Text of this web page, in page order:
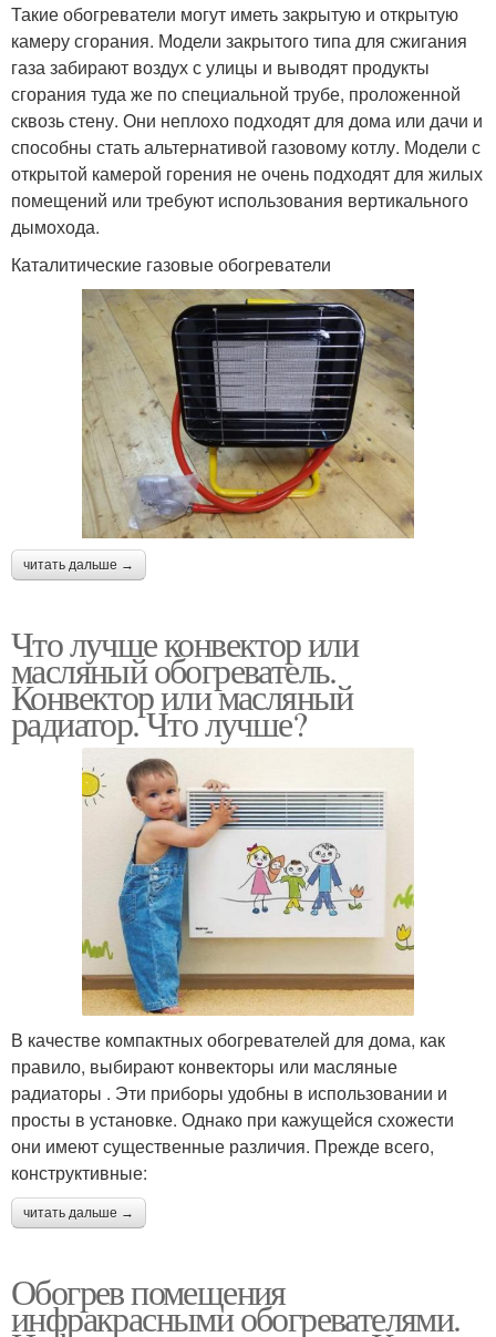
Такие обогреватели могут иметь закрытую и открытую
камеру сгорания. Модели закрытого типа для сжигания
газа забирают воздух с улицы и выводят продукты
сгорания туда же по специальной трубе, проложенной
сквозь стену. Они неплохо подходят для дома или дачи и
способны стать альтернативой газовому котлу. Модели с
открытой камерой горения не очень подходят для жилых
помещений или требуют использования вертикального
дымохода.
Каталитические газовые обогреватели
читать дальше →
Что лучше конвектор или
масляный обогреватель.
Конвектор или масляный
радиатор. Что лучше?
В качестве компактных обогревателей для дома, как
правило, выбирают конвекторы или масляные
радиаторы . Эти приборы удобны в использовании и
просты в установке. Однако при кажущейся схожести
они имеют существенные различия. Прежде всего,
конструктивные:
читать дальше →
Обогрев помещения
инфракрасными обогревателями.